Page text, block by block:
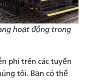
hoạt động trong
phí trên các tuyến
tôi. Bạn có thể